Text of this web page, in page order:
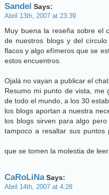
Sandel Says:
Abril 13th, 2007 at 23:39
Muy buena la reseña sobre el
de nuestros blogs y del
flacos y algo efímeros que se
estos encuentros.
Ojalá no vayan a publicar el
Resumo mi punto de vista, me
de todo el mundo, a los 30
los blogs aportan a nuestra
los blogs sirven para algo
tampoco a resaltar sus puntos
que se tomen la molestia de
CaRoLiNaSays:
Abril 14th, 2007 at 4:28